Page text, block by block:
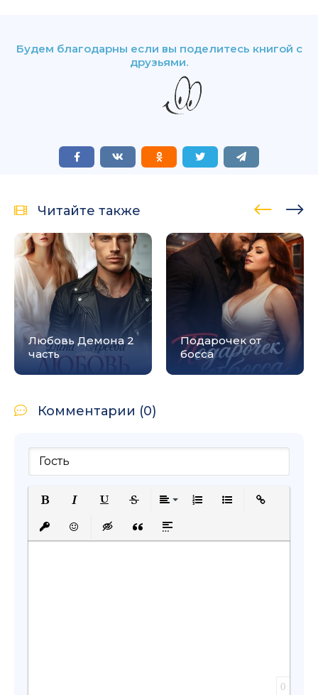
Будем благодарны если вы поделитесь книгой с
друзьями.
Читайте также
Любовь Демона 2
часть
Подарочек от
босса
Комментарии (0)
Подчеркнутый
Вставить защищенную ссылку
Вставить смайлик
Вставка скрытого текста
Вставка цитаты
Вставка спойлера
0